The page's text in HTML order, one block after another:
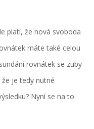
platí, že nová svoboda
máte také celou
rovnátek se zuby
je tedy nutné
Nyní se na to